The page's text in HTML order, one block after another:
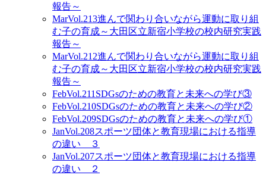
報告～
MarVol.213進んで関わり合いながら運動に取り組
む子の育成～大田区立新宿小学校の校内研究実践
報告～
MarVol.212進んで関わり合いながら運動に取り組
む子の育成～大田区立新宿小学校の校内研究実践
報告～
FebVol.211 SDGsのための教育と未来への学び③
FebVol.210SDGsのための教育と未来への学び②
FebVol.209SDGsのための教育と未来への学び①
JanVol.208スポーツ団体と教育現場における指導
の違い ３
JanVol.207スポーツ団体と教育現場における指導
の違い ２